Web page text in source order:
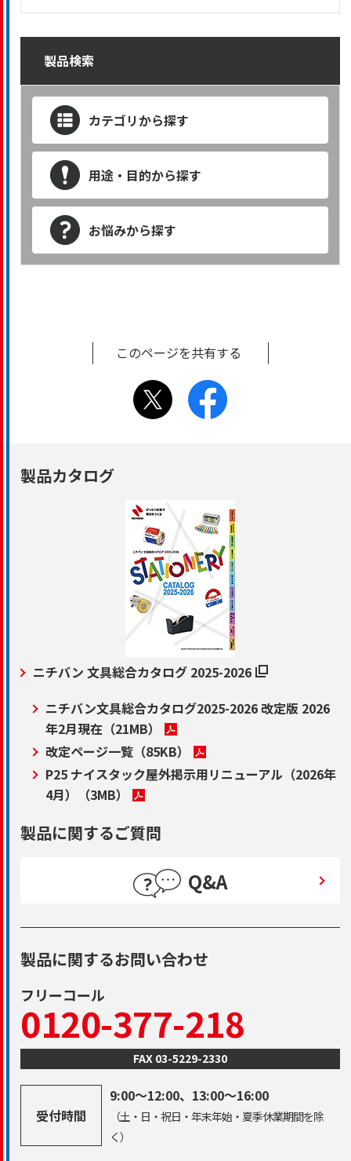
製品検索
カテゴリから探す
用途・目的から探す
お悩みから探す
このページを共有する
製品カタログ
ニチバン 文具総合カタログ 2025-2026
ニチバン文具総合カタログ2025-2026 改定版 2026
年2月現在 （21MB）
改定ページ一覧 （85KB）
P25 ナイスタック屋外掲示用リニューアル（2026年
4月）
（3MB）
製品に関するご質問
Q&A
製品に関するお問い合わせ
フリーコール
0120-377-218
FAX 03-5229-2330
受付時間
9:00～12:00、13:00～16:00
（土・日・祝日・年末年始・夏季休業期間を除
く）